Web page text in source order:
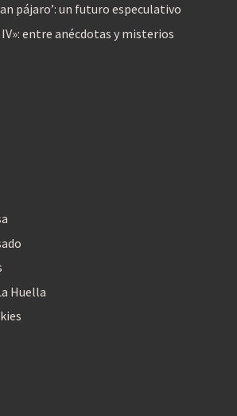
pájaro’: un futuro especulativo
entre anécdotas y misterios
Huella